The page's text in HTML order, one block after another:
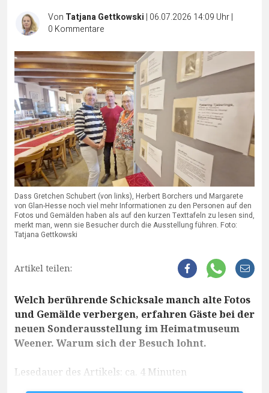
Von Tatjana Gettkowski | 06.07.2026 14:09 Uhr|
0 Kommentare
Dass Gretchen Schubert (von links), Herbert Borchers und Margarete
von Glan-Hesse noch viel mehr Informationen zu den Personen auf den
Fotos und Gemälden haben als auf den kurzen Texttafeln zu lesen sind,
merkt man, wenn sie Besucher durch die Ausstellung führen. Foto:
Tatjana Gettkowski
Artikel teilen:
Welch berührende Schicksale manch alte Fotos
und Gemälde verbergen, erfahren Gäste bei der
neuen Sonderausstellung im Heimatmuseum
Weener. Warum sich der Besuch lohnt.
Lesedauer des Artikels: ca. 4 Minuten